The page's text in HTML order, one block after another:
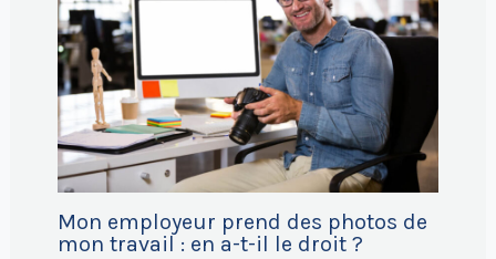
Mon employeur prend des photos de
mon travail : en a-t-il le droit ?